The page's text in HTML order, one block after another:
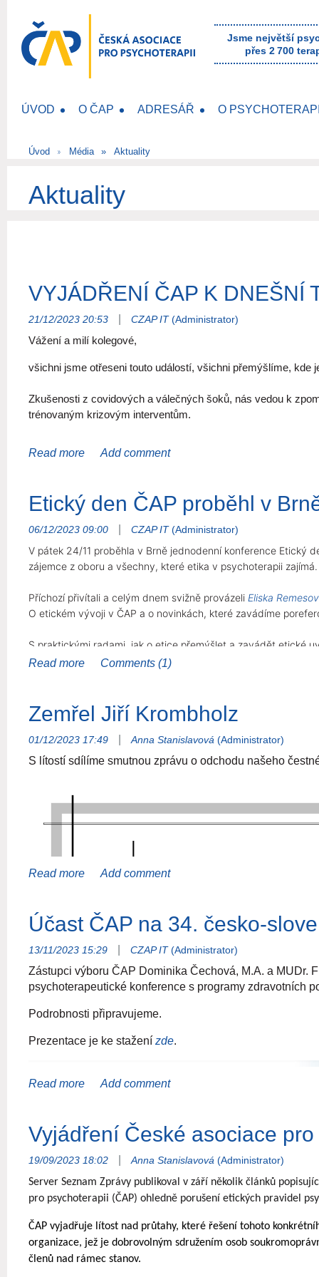
Jsme největší
přes 2 700
ÚVOD O ČAP ADRESÁŘ O
Úvod Média Aktuality
Aktuality
VYJÁDŘENÍ ČAP K DNEŠNÍ
21/12/2023 20:53 CZAP IT(Administrator)
Vážení a milí kolegové,
všichni jsme otřeseni touto událostí, všichni přemýšlíme, kde
Zkušenosti z covidových a válečných šoků, nás vedou k
trénovaným krizovým interventům.
a tam bude naše známé místo.
A bezpochyby budeme spolupracovat na veškeré možné
V úctě
Etický den ČAP proběhl v
06/12/2023 09:00 CZAP IT(Administrator)
V pátek 24/11 proběhla v Brně jednodenní konference Etický
zájemce z oboru a všechny, které etika v psychoterapii zajímá.
Příchozí přivítali a celým dnem svižně provázeli Eliska
O etickém vývoji v ČAP a o novinkách, které zavádíme
S praktickými radami, jak o etice přemýšlet a zavádět etické
lok svým odborným přemýšlením o etických
toho, jak živá etická témata v naší profesi jsou.
s účastníky podělili o své myšlenky, jak můžeme jako
Jak sevám líbí grafické zpracování dne, které nám
Zemřel Jiří Krombholz
01/12/2023 17:49 Anna Stanislavová (Administrator)
S lítostí sdílíme smutnou zprávu o odchodu našeho
13/11/2023 15:29 CZAP IT(Administrator)
Zástupci výboru ČAP Dominika Čechová, M.A. a MUDr.
psychoterapeutické konference s programy zdravotních
Podrobnosti připravujeme.
Prezentace je ke stažení zde.
19/09/2023 18:02 Anna Stanislavová (Administrator)
Server Seznam Zprávy publikoval v září několik článků
pro psychoterapii (ČAP) ohledně porušení etických pravidel
ČAP vyjadřuje lítost nad průtahy, které řešení tohoto
organizace, jež je dobrovolným sdružením osob
členů nad rámec stanov.